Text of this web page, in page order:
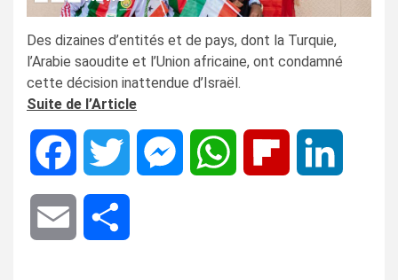
Des dizaines d’entités et de pays, dont la Turquie,
l’Arabie saoudite et l’Union africaine, ont condamné
cette décision inattendue d’Israël.
Suite de l’Article
Facebook Twitter MessengerWhatsApp Flipboard
Email